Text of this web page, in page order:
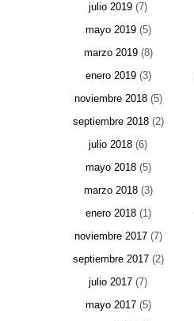
julio 2019 (7)
mayo 2019(5)
marzo 2019(8)
enero 2019(3)
noviembre 2018(5)
septiembre 2018(2)
julio 2018 (6)
mayo 2018(5)
marzo 2018(3)
enero 2018(1)
noviembre 2017(7)
septiembre 2017(2)
julio 2017 (7)
mayo 2017(5)